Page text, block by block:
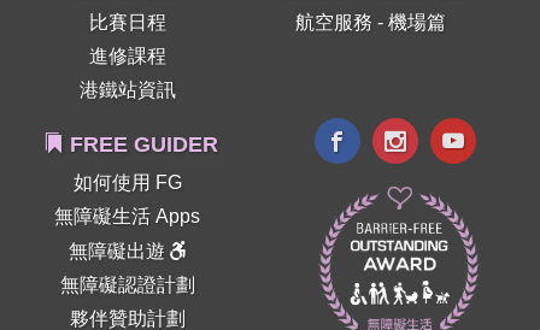
比賽日程
進修課程
港鐵站資訊
航空服務 - 機場篇
FREE GUIDER
如何使用 FG
無障礙生活 Apps
無障礙出遊
無障礙認證計劃
夥伴贊助計劃